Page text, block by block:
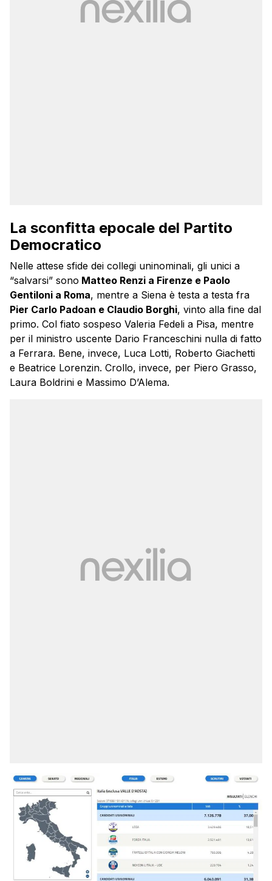
La sconfitta epocale del Partito
Democratico
Nelle attese sfide dei collegi uninominali, gli unici a
“salvarsi” sono Matteo Renzi a Firenze e Paolo
Gentiloni a Roma, mentre a Siena è testa a testa fra
Pier Carlo Padoan e Claudio Borghi, vinto alla fine dal
primo. Col fiato sospeso Valeria Fedeli a Pisa, mentre
per il ministro uscente Dario Franceschini nulla di fatto
a Ferrara. Bene, invece, Luca Lotti, Roberto Giachetti
e Beatrice Lorenzin. Crollo, invece, per Piero Grasso,
Laura Boldrini e Massimo D’Alema.